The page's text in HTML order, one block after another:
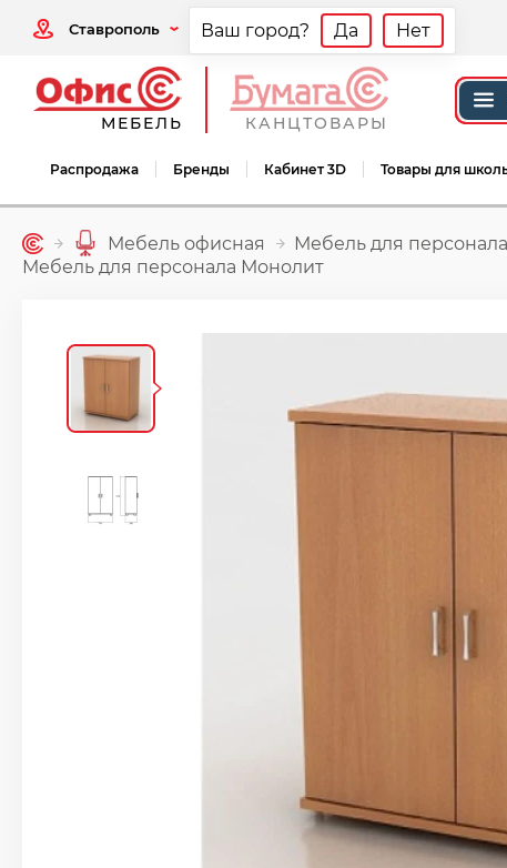
Ставрополь Ваш город? Да Нет
МЕБЕЛЬ КАНЦТОВАРЫ
Распродажа Бренды Кабинет 3D Товары для
Мебель офисная Мебель для
Мебель для персонала Монолит